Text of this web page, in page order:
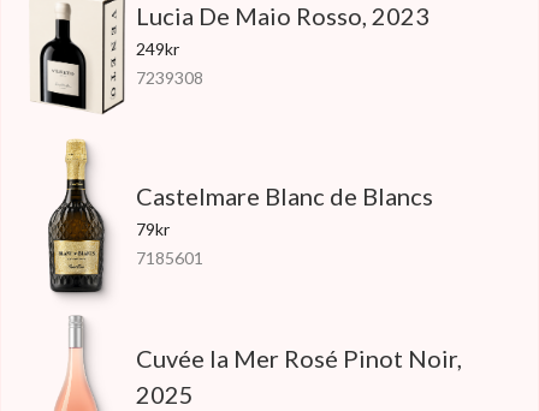
Lucia De Maio Rosso, 2023
249kr
7239308
Castelmare Blanc de Blancs
79kr
7185601
Cuvée la Mer Rosé Pinot Noir,
2025